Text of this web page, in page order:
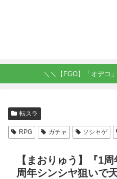
＼＼【FGO】「オデコ
転スラ
RPG ガチャ ソシャゲ
【まおりゅう】『1
周年シンシヤ狙いで